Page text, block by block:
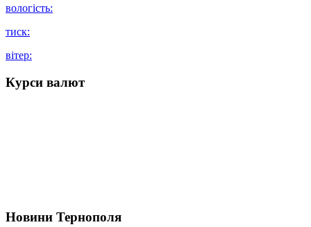
вологість:
тиск:
вітер:
Курси валют
Новини Тернополя